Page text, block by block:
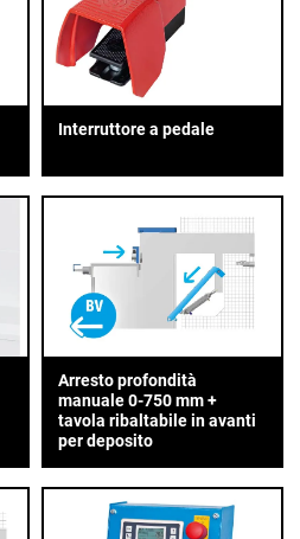
Interruttore a pedale
Arresto profondità
manuale 0-750 mm +
tavola ribaltabile in avanti
per deposito